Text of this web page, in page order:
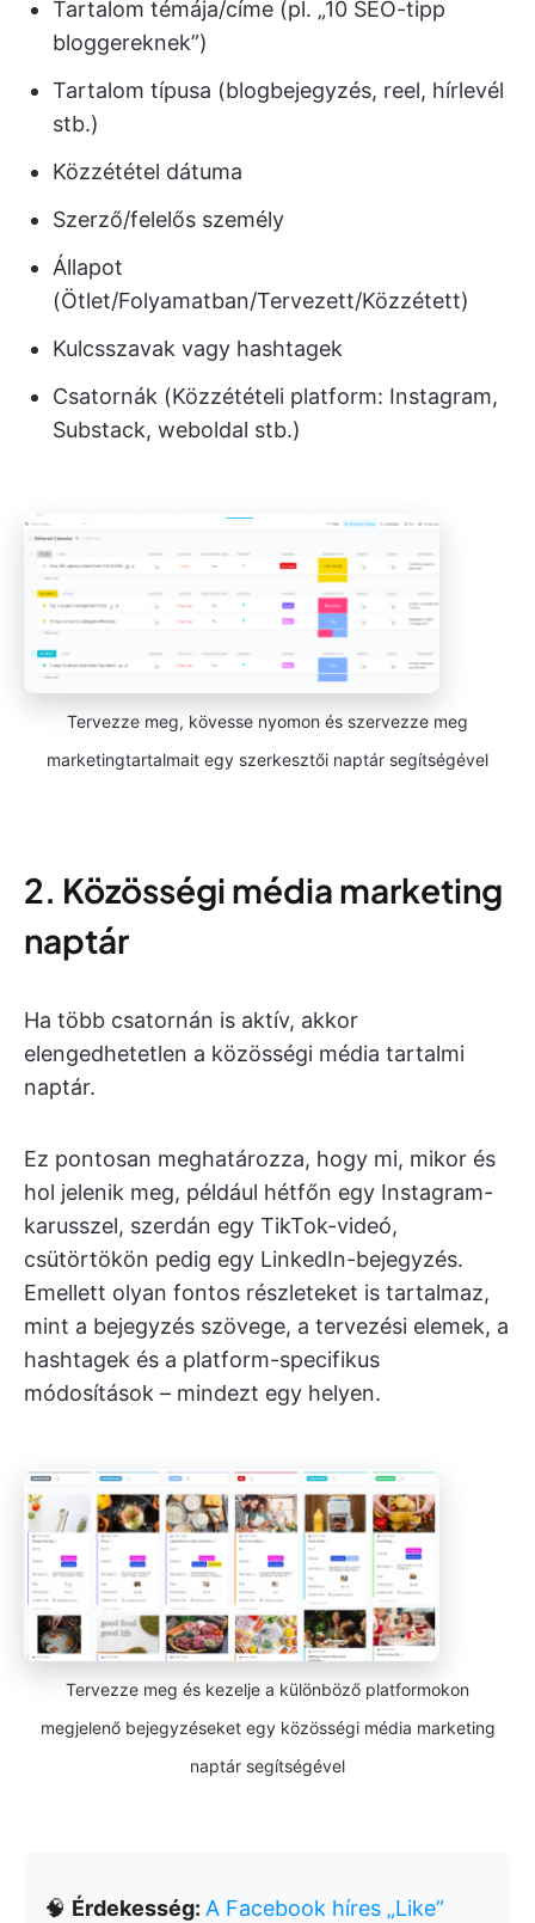
Tartalom témája/címe (pl. „10 SEO-tipp
bloggereknek”)
Tartalom típusa (blogbejegyzés, reel, hírlevél
stb.)
Közzététel dátuma
Szerző/felelős személy
Állapot
(Ötlet/Folyamatban/Tervezett/Közzétett)
Kulcsszavak vagy hashtagek
Csatornák (Közzétételi platform: Instagram,
Substack, weboldal stb.)
Tervezze meg, kövesse nyomon és szervezze meg
marketingtartalmait egy szerkesztői naptár segítségével
2. Közösségi média marketing
naptár
Ha több csatornán is aktív, akkor
elengedhetetlen a közösségi média tartalmi
naptár.
Ez pontosan meghatározza, hogy mi, mikor és
hol jelenik meg, például hétfőn egy Instagram-
karusszel, szerdán egy TikTok-videó,
csütörtökön pedig egy LinkedIn-bejegyzés.
Emellett olyan fontos részleteket is tartalmaz,
mint a bejegyzés szövege, a tervezési elemek, a
hashtagek és a platform-specifikus
módosítások – mindezt egy helyen.
Tervezze meg és kezelje a különböző platformokon
megjelenő bejegyzéseket egy közösségi média marketing
naptár segítségével
🧠 Érdekesség: A Facebook híres „Like”